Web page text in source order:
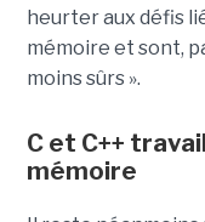
heurter aux défis
mémoire et sont,
moins sûrs ».
C et C++
mémoire